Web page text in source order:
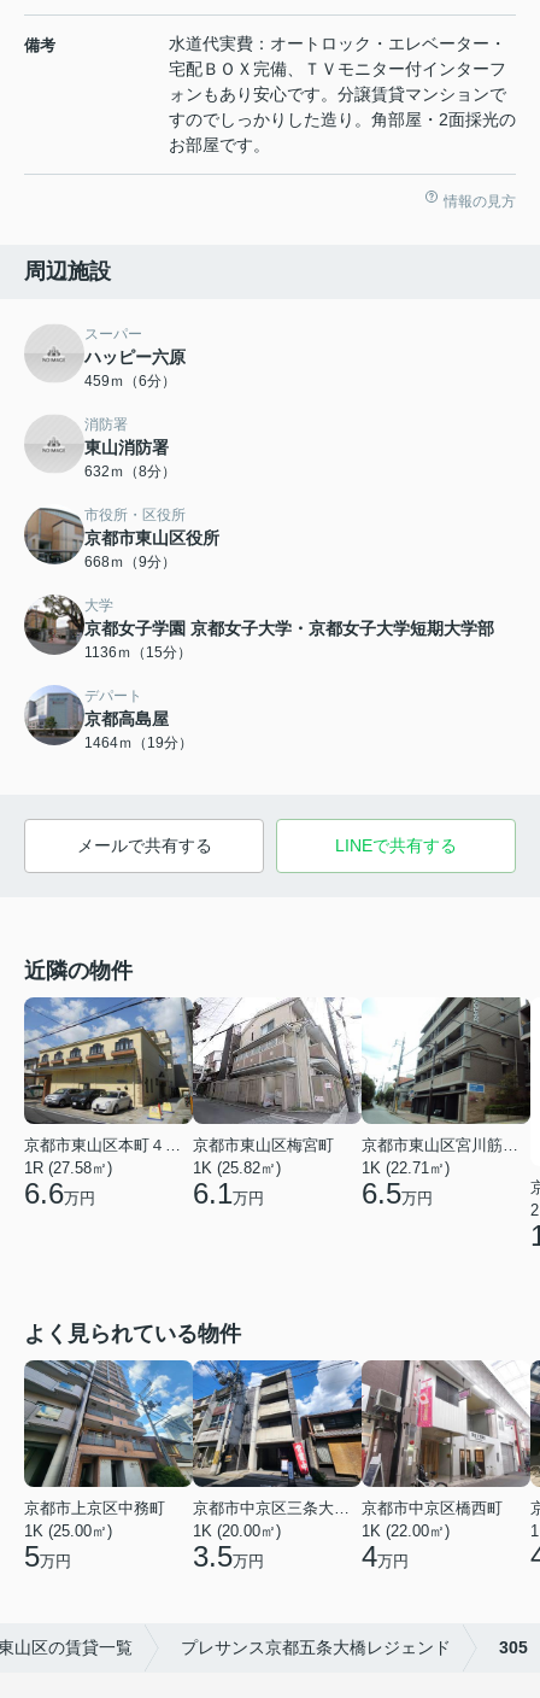
備考
水道代実費：オートロック・エレベーター・
宅配ＢＯＸ完備、ＴＶモニター付インターフ
ォンもあり安心です。分譲賃貸マンションで
すのでしっかりした造り。角部屋・2面採光の
お部屋です。
情報の見方
周辺施設
スーパー
ハッピー六原
459ｍ（6分）
消防署
東山消防署
632ｍ（8分）
市役所・区役所
京都市東山区役所
668ｍ（9分）
大学
京都女子学園 京都女子大学・京都女子大学短期大学部
1136ｍ（15分）
デパート
京都高島屋
1464ｍ（19分）
メールで共有する LINEで共有する
近隣の物件
京都市東山区本町４丁目
1R (27.58㎡)
6.6万円
京都市東山区梅宮町
1K (25.82㎡)
6.1万円
京都市東山区宮川筋８丁目
1K (22.71㎡)
6.5万円
よく見られている物件
京都市上京区中務町
1K (25.00㎡)
5万円
京都市中京区三条大宮町
1K (20.00㎡)
3.5万円
京都市中京区橋西町
1K (22.00㎡)
4万円
山区の賃貸一覧 プレサンス京都五条大橋レジェンド 305